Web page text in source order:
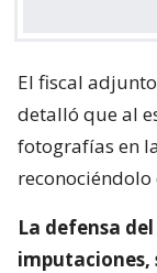
El fiscal
detalló que al
fotografías en
La defensa
imputaciones,